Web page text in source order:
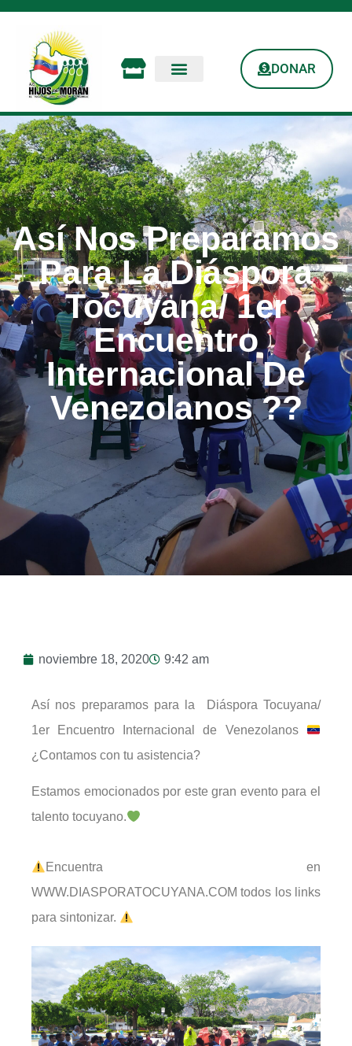
DONAR
Así Nos Preparamos
Para La Diáspora
Tocuyana/ 1er
Encuentro
Internacional De
Venezolanos ??
noviembre 18, 2020 9:42 am
Así nos preparamos para la Diáspora Tocuyana/
1er Encuentro Internacional de Venezolanos
¿Contamos con tu asistencia?
Estamos emocionados por este gran evento para el
talento tocuyano.
Encuentra en
WWW.DIASPORATOCUYANA.COM todos los links
para sintonizar.